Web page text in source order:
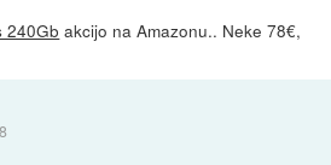
240Gb akcijo na Amazonu.. Neke 78€,